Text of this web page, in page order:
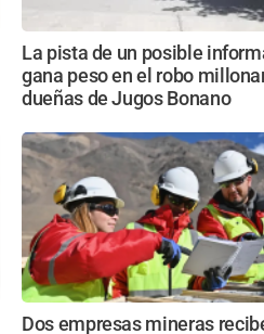
La pista de un posible
gana peso en el robo
dueñas de Jugos Bonano
Dos empresas mineras